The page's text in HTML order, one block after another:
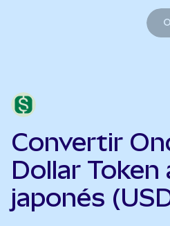
Convertir
Dollar Token
japonés